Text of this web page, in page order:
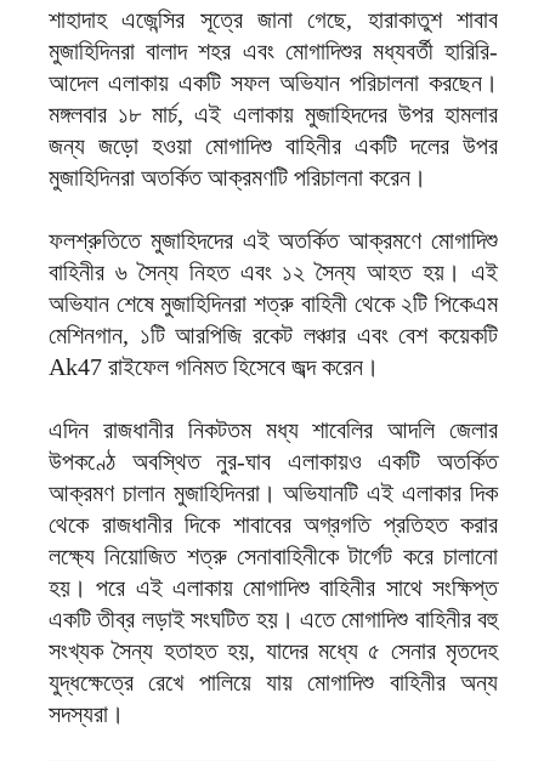
শাহাদাহ এজেন্সির সূত্রে জানা গেছে, হারাকাতুশ শাবাব
মুজাহিদিনরা বালাদ শহর এবং মোগাদিশুর মধ্যবর্তী হারিরি-
আদেল এলাকায় একটি সফল অভিযান পরিচালনা করছেন।
মঙ্গলবার ১৮ মার্চ, এই এলাকায় মুজাহিদদের উপর হামলার
জন্য জড়ো হওয়া মোগাদিশু বাহিনীর একটি দলের উপর
মুজাহিদিনরা অতর্কিত আক্রমণটি পরিচালনা করেন।
ফলশ্রুতিতে মুজাহিদদের এই অতর্কিত আক্রমণে মোগাদিশু
বাহিনীর ৬ সৈন্য নিহত এবং ১২ সৈন্য আহত হয়। এই
অভিযান শেষে মুজাহিদিনরা শত্রু বাহিনী থেকে ২টি পিকেএম
মেশিনগান, ১টি আরপিজি রকেট লঞ্চার এবং বেশ কয়েকটি
Ak47 রাইফেল গনিমত হিসেবে জব্দ করেন।
এদিন রাজধানীর নিকটতম মধ্য শাবেলির আদলি জেলার
উপকণ্ঠে অবস্থিত নুর-ঘাব এলাকায়ও একটি অতর্কিত
আক্রমণ চালান মুজাহিদিনরা। অভিযানটি এই এলাকার দিক
থেকে রাজধানীর দিকে শাবাবের অগ্রগতি প্রতিহত করার
লক্ষ্যে নিয়োজিত শত্রু সেনাবাহিনীকে টার্গেট করে চালানো
হয়। পরে এই এলাকায় মোগাদিশু বাহিনীর সাথে সংক্ষিপ্ত
একটি তীব্র লড়াই সংঘটিত হয়। এতে মোগাদিশু বাহিনীর বহু
সংখ্যক সৈন্য হতাহত হয়, যাদের মধ্যে ৫ সেনার মৃতদেহ
যুদ্ধক্ষেত্রে রেখে পালিয়ে যায় মোগাদিশু বাহিনীর অন্য
সদস্যরা।